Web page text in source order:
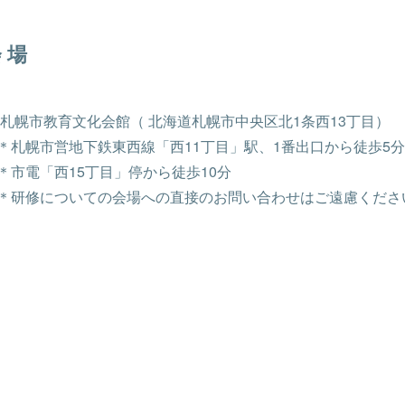
場
幌市教育文化会館（ 北海道札幌市中央区北1条西13丁目）
札幌市営地下鉄東西線「西11丁目」駅、1番出口から徒歩5
市電「西15丁目」停から徒歩10分
研修についての会場への直接のお問い合わせはご遠慮くだ